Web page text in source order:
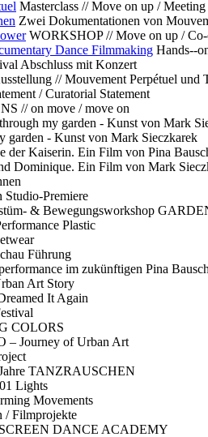
Masterclass // Move on up /
Zwei Dokumentationen von
WORKSHOP // Move on up / Co-
Dance Filmmaking Hands--
Abschluss mit Konzert
// Mouvement Perpétuel
/ Curatorial Statement
// on move / move on
my garden - Kunst von Mark
garden - Kunst von Mark Sieczkarek
der Kaiserin. Ein Film von Pina
Dominique. Ein Film von Mark
Studio-Premiere
& Bewegungsworkshop
Plastic
Führung
im zukünftigen Pina
Art Story
It Again
COLORS
– Journey of Urban Art
TANZRAUSCHEN
Lights
Movements
/ Filmprojekte
SCREEN DANCE ACADEMY